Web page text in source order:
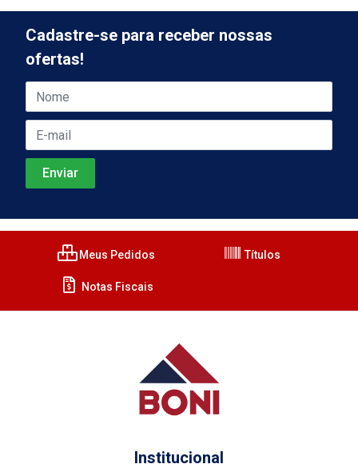
Cadastre-se para receber nossas
ofertas!
Meus Pedidos Títulos
Notas Fiscais
Institucional